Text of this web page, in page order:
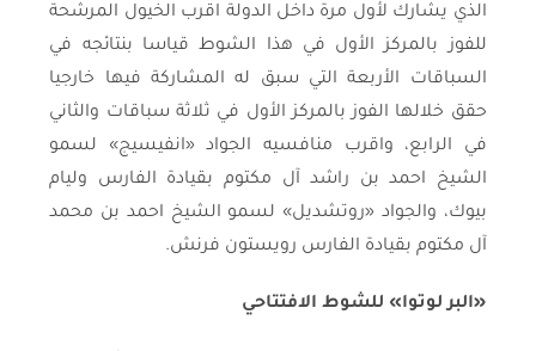
الذي يشارك لأول مرة داخل الدولة اقرب الخيول المرشحة
للفوز بالمركز الأول في هذا الشوط قياسا بنتائجه في
السباقات الأربعة التي سبق له المشاركة فيها خارجيا
حقق خلالها الفوز بالمركز الأول في ثلاثة سباقات والثاني
في الرابع، واقرب منافسيه الجواد «انفيسيج» لسمو
الشيخ احمد بن راشد آل مكتوم بقيادة الفارس وليام
بيوك، والجواد «روتشديل» لسمو الشيخ احمد بن محمد
آل مكتوم بقيادة الفارس رويستون فرنش.
«البر لوتوا» للشوط الافتتاحي